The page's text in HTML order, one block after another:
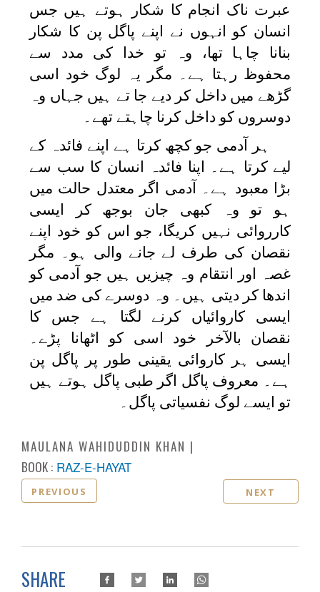
عبرت ناک انجام کا شکار ہوتے ہیں جس
انسان کو انہوں نے اپنے پاگل پن کا شکار
بنانا چاہا تھا، وہ تو خدا کی مدد سے
محفوظ رہتا ہے۔ مگر یہ لوگ خود اسی
گڑھے میں داخل کر دیے جا تے ہیں جہاں وہ
دوسروں کو داخل کرنا چاہتے تھے۔
ہر آدمی جو کچھ کرتا ہے اپنے فائدہ کے
لیے کرتا ہے۔ اپنا فائدہ انسان کا سب سے
بڑا معبود ہے۔ آدمی اگر معتدل حالت میں
ہو تو وہ کبھی جان بوجھ کر ایسی
کارروائی نہیں کریگا، جو اس کو خود اپنے
نقصان کی طرف لے جانے والی ہو۔ مگر
غصہ اور انتقام وہ چیزیں ہیں جو آدمی کو
اندھا کر دیتی ہیں۔ وہ دوسرے کی ضد میں
ایسی کاروائیاں کرنے لگتا ہے جس کا
نقصان بالآخر خود اسی کو اٹھانا پڑے۔
ایسی ہر کاروائی یقینی طور پر پاگل پن
ہے۔ معروف پاگل اگر طبی پاگل ہوتے ہیں
تو ایسے لوگ نفسیاتی پاگل۔
MAULANA WAHIDUDDIN KHAN
BOOK : RAZ-E-HAYAT
PREVIOUS NEXT
SHARE